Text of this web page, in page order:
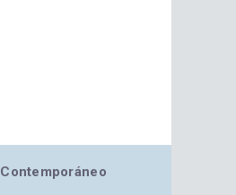
Contemporáneo